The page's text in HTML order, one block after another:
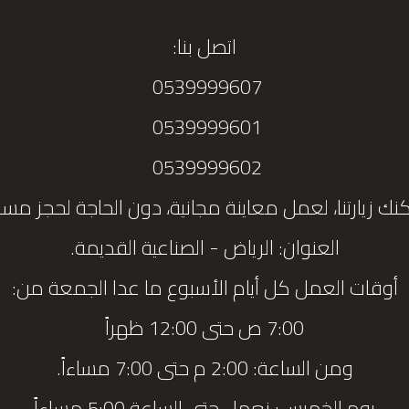
اتصل بنا:
0539999607
0539999601
0539999602
زيارتنا، لعمل معاينة مجانية، دون الحاجة لحجز
العنوان: الرياض - الصناعية القديمة.
أوقات العمل كل أيام الأسبوع ما عدا الجمعة من:
7:00 ص حتى 12:00 ظهراً
ومن الساعة: 2:00 م حتى 7:00 مساءاً.